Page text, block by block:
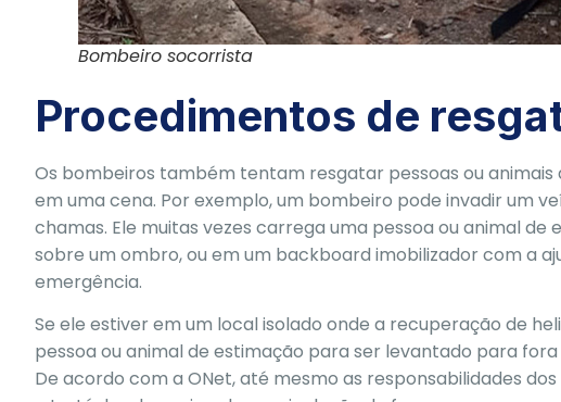
Bombeiro socorrista
Procedimentos de
Os bombeiros também tentam resgatar pessoas ou
em uma cena. Por exemplo, um bombeiro pode invadir um
chamas. Ele muitas vezes carrega uma pessoa ou animal
sobre um ombro, ou em um backboard imobilizador com a
emergência.
Se ele estiver em um local isolado onde a recuperação de
pessoa ou animal de estimação para ser levantado para
De acordo com a ONet, até mesmo as responsabilidades